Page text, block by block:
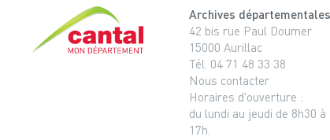
Cantal, le départementArchives
42 bis rue Paul Doumer
15000 Aurillac
Tél. 04 71 48 33 38
Nous contacter
Horaires d'ouverture :
du lundi au jeudi de 8h30
17h.